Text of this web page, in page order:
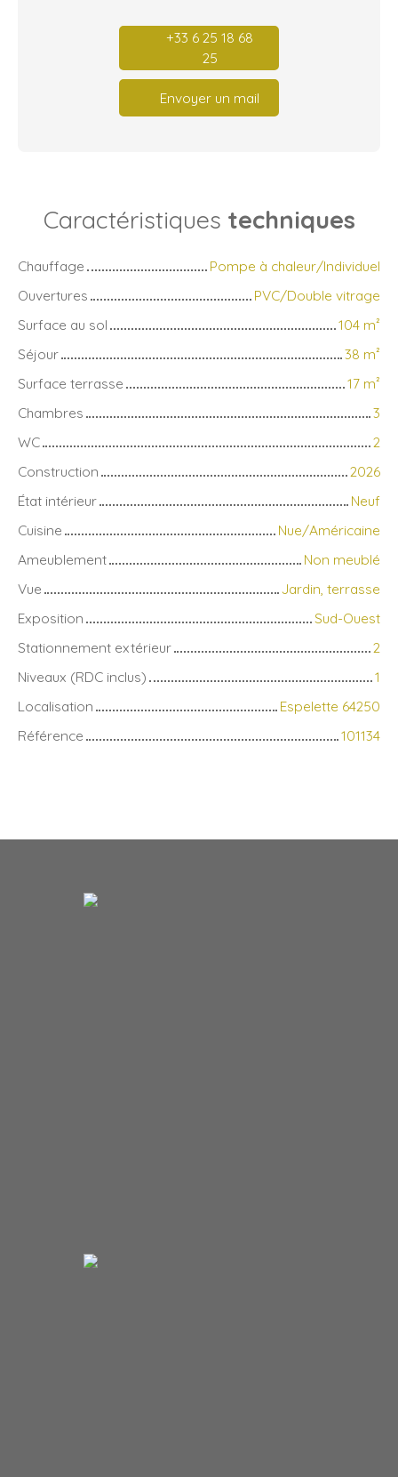
+33 6 25 18 68
25
Envoyer un mail
Caractéristiques techniques
Chauffage
Pompe à chaleur/Individuel
Ouvertures
PVC/Double vitrage
Surface au sol
104 m²
Séjour
38 m²
Surface terrasse
17 m²
Chambres
3
WC
2
Construction
2026
État intérieur
Neuf
Cuisine
Nue/Américaine
Ameublement
Non meublé
Vue
Jardin, terrasse
Exposition
Sud-Ouest
Stationnement extérieur
2
Niveaux (RDC inclus)
1
Localisation
Espelette 64250
Référence
101134